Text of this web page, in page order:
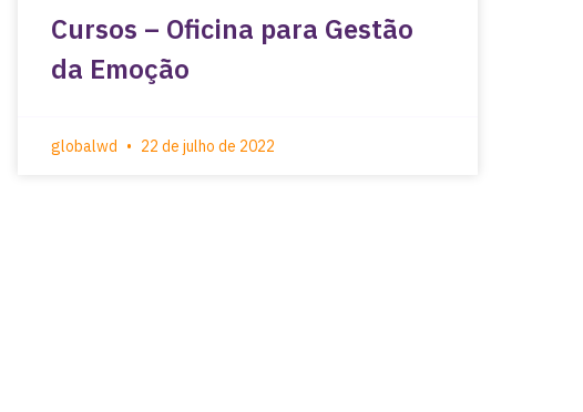
Cursos – Oficina para Gestão
da Emoção
globalwd 22 de julho de 2022